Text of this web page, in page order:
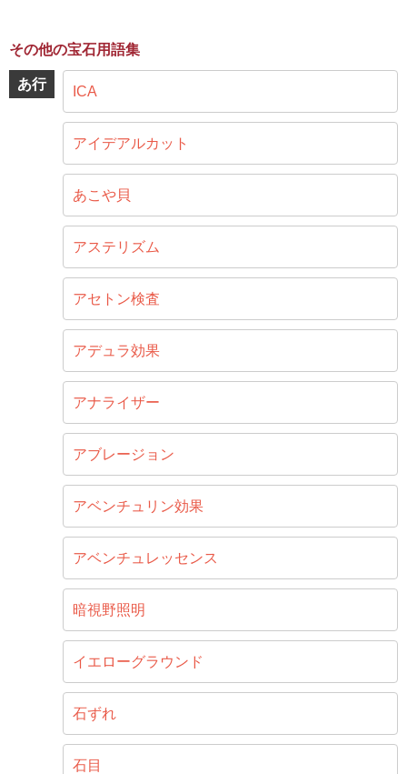
その他の宝石用語集
あ行 ICA
アイデアルカット
あこや貝
アステリズム
アセトン検査
アデュラ効果
アナライザー
アブレージョン
アベンチュリン効果
アベンチュレッセンス
暗視野照明
イエローグラウンド
石ずれ
石目